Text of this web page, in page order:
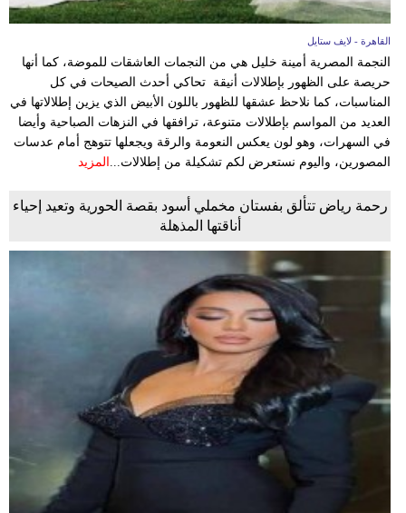
القاهرة - لايف ستايل
النجمة المصرية أمينة خليل هي من النجمات العاشقات للموضة، كما أنها
حريصة على الظهور بإطلالات أنيقة تحاكي أحدث الصيحات في كل
المناسبات، كما نلاحظ عشقها للظهور باللون الأبيض الذي يزين إطلالاتها في
العديد من المواسم بإطلالات متنوعة، ترافقها في النزهات الصباحية وأيضا
في السهرات، وهو لون يعكس النعومة والرقة ويجعلها تتوهج أمام عدسات
المصورين، واليوم نستعرض لكم تشكيلة من إطلالات... المزيد
رحمة رياض تتألق بفستان مخملي أسود بقصة الحورية وتعيد إحياء
أناقتها المذهلة